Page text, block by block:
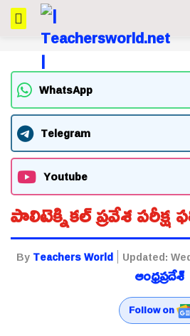
WhatsApp
Telegram
Youtube
పాలిటెక్నికల్ ప్రవేశ పరీక్ష
ByTeachers World Updated:
ఆంధ్రప్రదేశ్
Follow on